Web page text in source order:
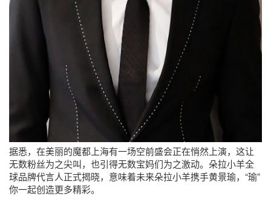
据悉，在美丽的魔都上海有一场空前盛会正在悄然上演，这让
无数粉丝为之尖叫，也引得无数宝妈们为之激动。朵拉小羊全
球品牌代言人正式揭晓，意味着未来朵拉小羊携手黄景瑜，“瑜”
你一起创造更多精彩。